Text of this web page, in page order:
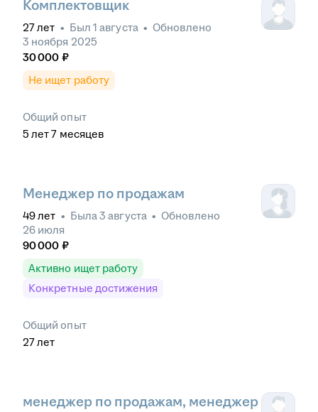
Комплектовщик
27лет • Был 1 августа • Обновлено
3 ноября 2025
30 000 ₽
Не ищет работу
Общий опыт
5 лет 7 месяцев
Менеджер по продажам
49лет • Была3 августа • Обновлено
26 июля
90 000 ₽
Активно ищет работу
Конкретные достижения
Общий опыт
27лет
менеджер по продажам, менеджер